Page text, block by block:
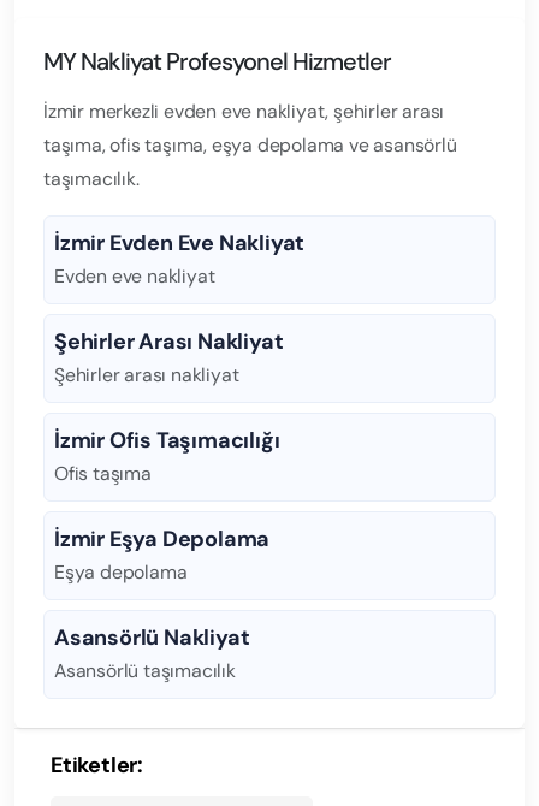
MY Nakliyat Profesyonel Hizmetler
İzmir merkezli evden eve nakliyat, şehirler arası
taşıma, ofis taşıma, eşya depolama ve asansörlü
taşımacılık.
İzmir Evden Eve Nakliyat
Evden eve nakliyat
Şehirler Arası Nakliyat
Şehirler arası nakliyat
İzmir Ofis Taşımacılığı
Ofis taşıma
İzmir Eşya Depolama
Eşya depolama
Asansörlü Nakliyat
Asansörlü taşımacılık
Etiketler: